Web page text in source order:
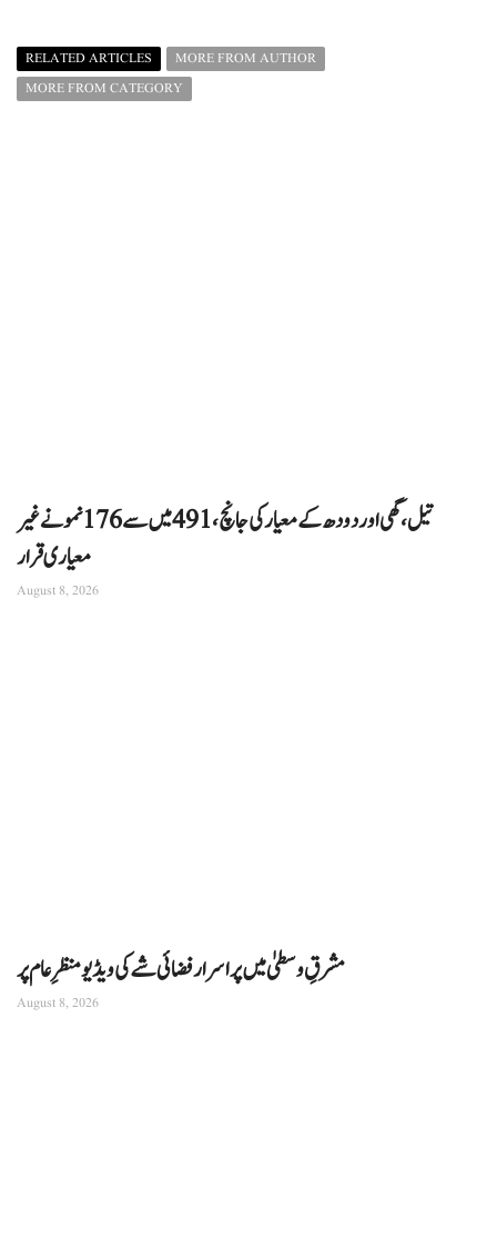
RELATED ARTICLES
MORE FROM AUTHOR
MORE FROM CATEGORY
تیل، گھی اور دودھ کے معیار کی جانچ، 491 میں سے 176 نمونے غیر
معیاری قرار
August 8, 2026
مشرقِ وسطیٰ میں پراسرار فضائی شے کی ویڈیو منظرِ عام پر
August 8, 2026